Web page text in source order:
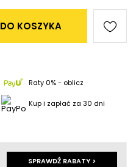
DO KOSZYKA
Raty 0% - oblicz
Kup i zapłać za 30 dni
SPRAWDŹ RABATY >